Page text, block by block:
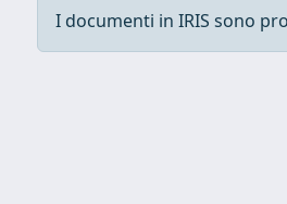
I documenti in IRIS sono